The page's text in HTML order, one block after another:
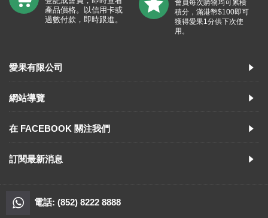
產品價格。以信用卡或
過數付款，即時跟進。
會員每次購物均可累積
積分，滿港幣$100即可
獲得愛果1分供下次使
用。
愛果有限公司
網站導覽
在 FACEBOOK 關注我們
訂閱最新消息
電話: (852) 8222 8888